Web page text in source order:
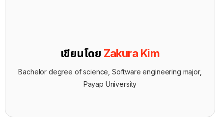
เขียนโดย Zakura Kim
Bachelor degree of science, Software engineering major,
Payap University